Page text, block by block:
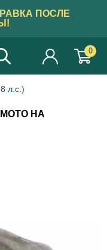
ПОСЛЕ
0
л.с.)
НА